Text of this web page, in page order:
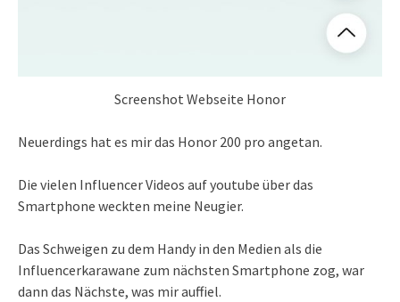
Screenshot Webseite Honor
Neuerdings hat es mir das Honor 200 pro angetan.
Die vielen Influencer Videos auf youtube über das
Smartphone weckten meine Neugier.
Das Schweigen zu dem Handy in den Medien als die
Influencerkarawane zum nächsten Smartphone zog, war
dann das Nächste, was mir auffiel.